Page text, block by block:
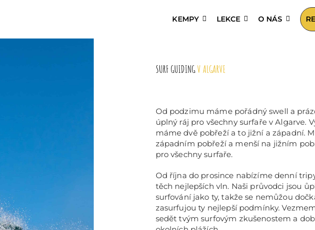
KEMPY LEKCE O NÁS
SURF GUIDINGV ALGARVE
Od podzimu máme pořádný swell a
úplný ráj pro všechny surfaře v Algarve.
máme dvě pobřeží a to jižní a západní.
západním pobřeží a menší na jižním
pro všechny surfaře.
Od října do prosince nabízíme denní
těch nejlepších vln. Naši průvodci jsou
surfování jako ty, takže se nemůžou
zasurfujou ty nejlepší podmínky.
sedět tvým surfovým zkušenostem a